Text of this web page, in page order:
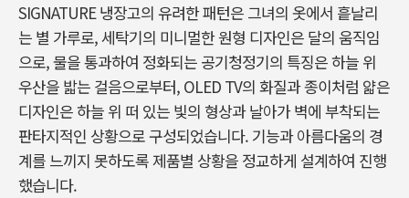
SIGNATURE 냉장고의 유려한 패턴은 그녀의 옷에서 흩날리
는 별 가루로, 세탁기의 미니멀한 원형 디자인은 달의 움직임
으로, 물을 통과하여 정화되는 공기청정기의 특징은 하늘 위
우산을 밟는 걸음으로부터, OLED TV의 화질과 종이처럼 얇은
디자인은 하늘 위 떠 있는 빛의 형상과 날아가 벽에 부착되는
판타지적인 상황으로 구성되었습니다. 기능과 아름다움의 경
계를 느끼지 못하도록 제품별 상황을 정교하게 설계하여 진행
했습니다.